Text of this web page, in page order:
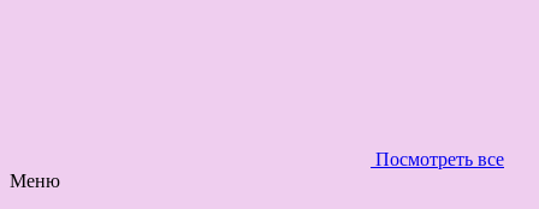
Посмотреть все
Меню